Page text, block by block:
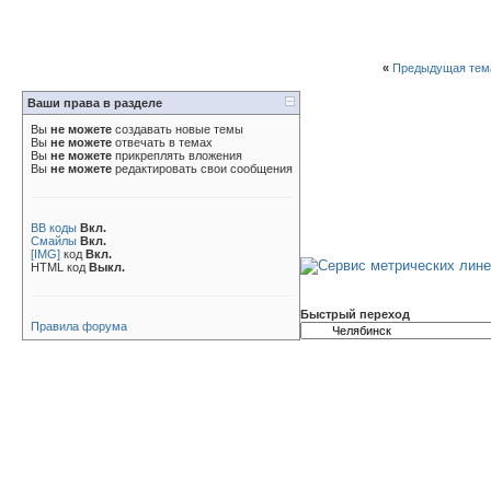
« Предыдущая
Ваши права в разделе
Вы не можете создавать новые темы
Вы не можете отвечать в темах
Вы не можете прикреплять вложения
Вы не можете редактировать свои сообщения
BB коды Вкл.
Смайлы Вкл.
[IMG] код Вкл.
HTML код Выкл.
Правила форума
Быстрый переход